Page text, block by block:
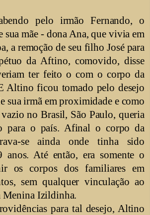
pelo irmão Fernando, o
sua mãe - dona Ana, que vivia em
a remoção de seu filho José para
da Aftino, comovido, disse
ter feito o com o corpo da
Altino ficou tomado pelo desejo
sua irmã em proximidade e como
no Brasil, São Paulo, queria
para o país. Afinal o corpo da
se ainda onde tinha sido
anos. Até então, era somente o
os corpos dos familiares em
sem qualquer vinculação ao
Menina Izildinha.
para tal desejo, Altino